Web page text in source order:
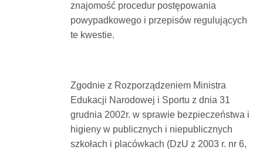
znajomość procedur postępowania
powypadkowego i przepisów regulujących
te kwestie.
Zgodnie z Rozporządzeniem Ministra
Edukacji Narodowej i Sportu z dnia 31
grudnia 2002r. w sprawie bezpieczeństwa i
higieny w publicznych i niepublicznych
szkołach i placówkach (DzU z 2003 r. nr 6,